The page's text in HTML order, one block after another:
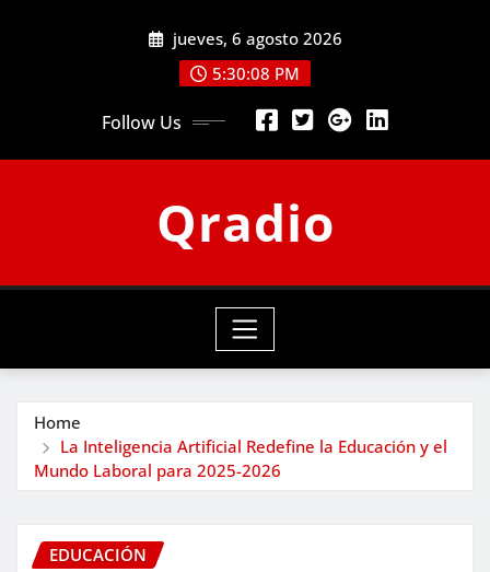
jueves, 6 agosto 2026
5:30:09 PM
Follow Us
Qradio
Home
La Inteligencia Artificial Redefine la Educación y el
Mundo Laboral para 2025-2026
EDUCACIÓN